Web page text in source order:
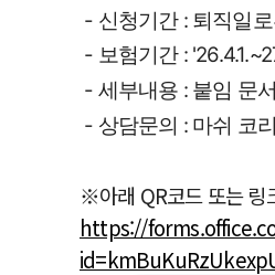
- 신청기간 : 퇴직일
- 보험기간 :
- 세부내용 : 붙임 문
- 상담문의 : 마쉬 코
※아래 QR코드 또는 링
https://